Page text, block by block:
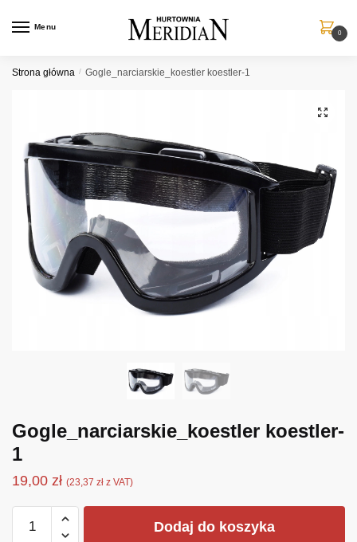
Menu
0
Strona główna / Gogle_narciarskie_koestler koestler-1
Gogle_narciarskie_koestler koestler-
1
19,00 zł (23,37 zł z VAT)
Gogle_narciarskie_koestler Dodaj do koszyka